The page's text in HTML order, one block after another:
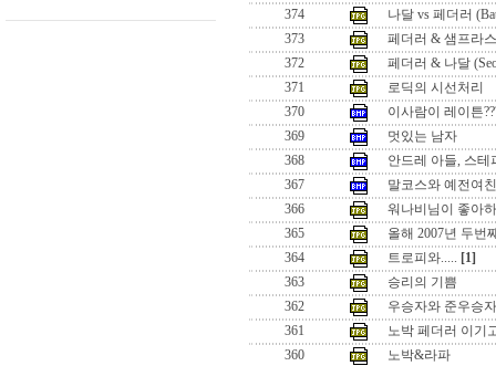
374
나달 vs 페더러
373
페더러 & 샘프라
372
페더러 & 나달
371
로딕의 시선처리
370
이사람이 레이튼
369
멋있는 남자
368
안드레 아들, 스테
367
말코스와 예전여친
366
워나비님이 좋아
365
올해 2007년 두번
364
트로피와..... [1]
363
승리의 기쁨
362
우승자와 준우승자
361
노박 페더러 이기
360
노박&라파